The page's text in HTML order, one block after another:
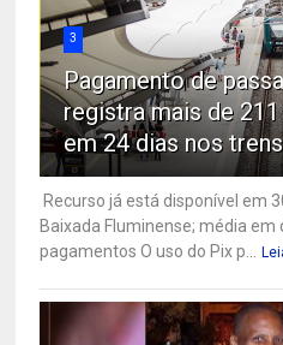
3
Pagamento de
registra mais de
em 24 dias nos
Recurso já está disponível em
Baixada Fluminense; média em
pagamentos O uso do Pix p...